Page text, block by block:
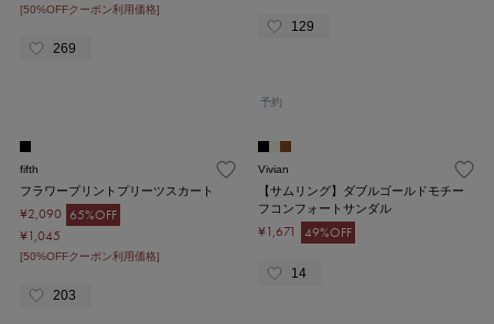
[50%OFFクーポン利用価格]
269
129
fifth
フラワープリントプリーツスカート
¥2,090 65%OFF
¥1,045
[50%OFFクーポン利用価格]
203
予約
Vivian
【サムリング】ダブルゴールドモチー
フコンフォートサンダル
¥1,671 49%OFF
14